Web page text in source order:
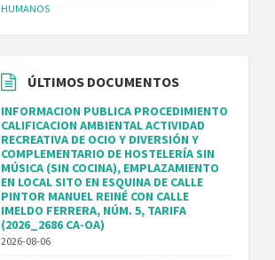
HUMANOS
ÚLTIMOS DOCUMENTOS
INFORMACION PUBLICA PROCEDIMIENTO
CALIFICACION AMBIENTAL ACTIVIDAD
RECREATIVA DE OCIO Y DIVERSIÓN Y
COMPLEMENTARIO DE HOSTELERÍA SIN
MÚSICA (SIN COCINA), EMPLAZAMIENTO
EN LOCAL SITO EN ESQUINA DE CALLE
PINTOR MANUEL REINÉ CON CALLE
IMELDO FERRERA, NÚM. 5, TARIFA
(2026_2686 CA-OA)
2026-08-06